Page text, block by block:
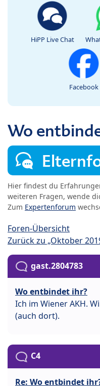
HiPP Live Chat
Facebook
Wo
Hier findest du
weiteren Fragen, wende
Zum Expertenforum
Foren-Übersicht
Zurück zu „Oktober
gast.2804783
Wo entbindet ihr?
Ich im Wiener AKH.
(auch dort).
C4
Re: Wo entbindet